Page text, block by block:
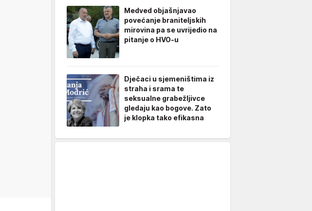
Medved objašnjavao
povećanje braniteljskih
mirovina pa se uvrijedio na
pitanje o HVO-u
Dječaci u sjemeništima iz
straha i srama te
seksualne grabežljivce
gledaju kao bogove. Zato
je klopka tako efikasna